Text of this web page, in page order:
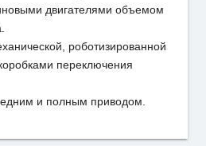
двигателями объемом
роботизированной
переключения
и полным приводом.